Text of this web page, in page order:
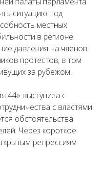
ситуацию под
местных
в регионе.
давления на членов
протестов, в том
за рубежом.
44» выступила с
с властями
обстоятельства
Через короткое
репрессиям